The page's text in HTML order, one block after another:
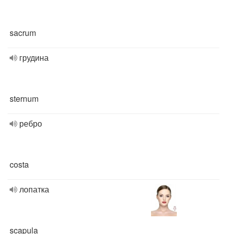
sacrum
грудина
sternum
ребро
costa
лопатка
scapula